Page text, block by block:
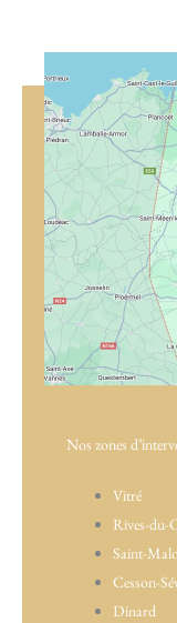
Nos zones
Vitré
Rives-du-
Saint-
Cesson-
Dinard